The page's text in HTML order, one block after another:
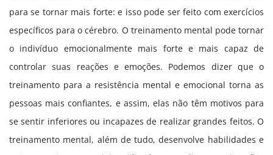
para se tornar mais forte: e isso pode ser feito com exercícios
específicos para o cérebro. O treinamento mental pode tornar
o indivíduo emocionalmente mais forte e mais capaz de
controlar suas reações e emoções. Podemos dizer que o
treinamento para a resistência mental e emocional torna as
pessoas mais confiantes, e assim, elas não têm motivos para
se sentir inferiores ou incapazes de realizar grandes feitos. O
treinamento mental, além de tudo, desenvolve habilidades e